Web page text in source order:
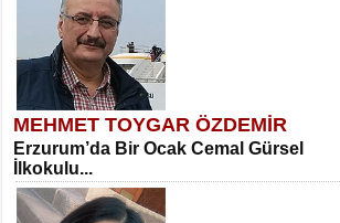
MEHMET TOYGAR ÖZDEMİR
Erzurum’da Bir Ocak Cemal Gürsel
İlkokulu...